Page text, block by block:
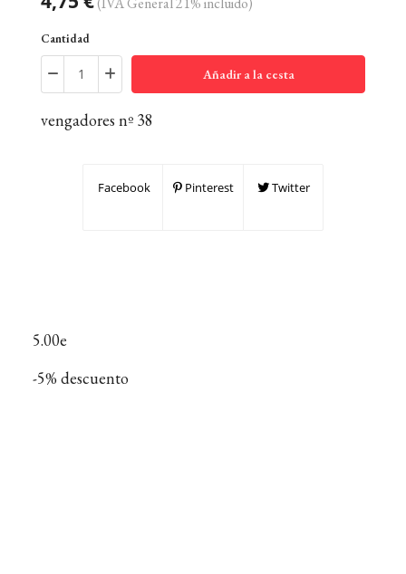
Cantidad
Añadir a la cesta
vengadores nº 38
Facebook Pinterest Twitter
5.00e
-5% descuento